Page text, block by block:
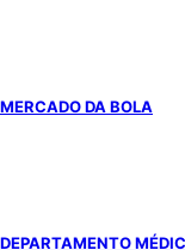
MERCADO DA BOLA
DEPARTAMENTO